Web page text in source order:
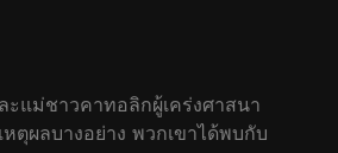
ะแม่ชาวคาทอลิกผู้เคร่งศาสนา
ตุผลบางอย่าง พวกเขาได้พบกับ